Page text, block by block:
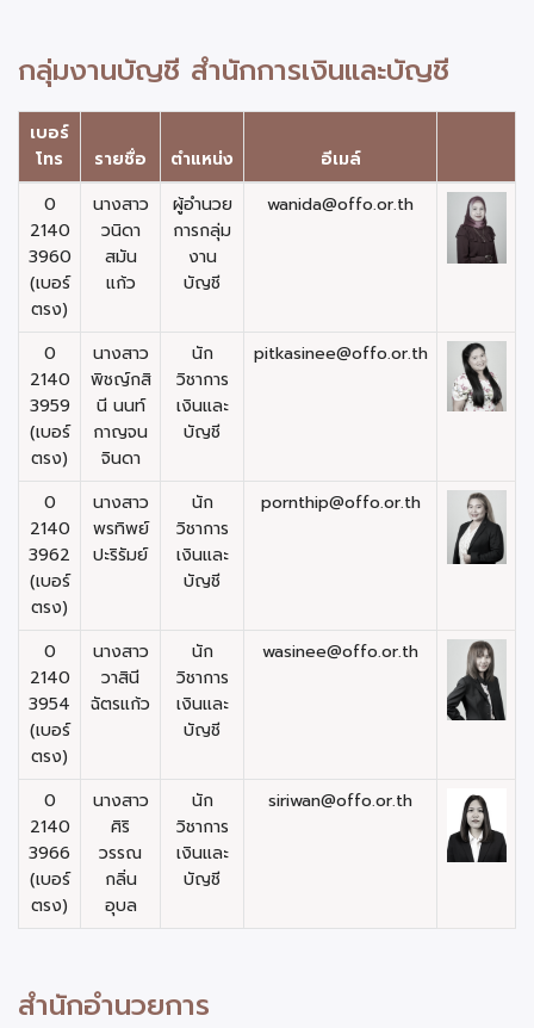
กลุ่มงานบัญชี สำนักการเงินและบัญชี
เบอร์
โทร
รายชื่อ ตำแหน่ง
อีเมล์
0
2140
3960
(เบอร์
ตรง)
นางสาว
วนิดา
สมัน
แก้ว
ผู้อำนวย
การกลุ่ม
งาน
บัญชี
wanida@offo.or.th
0
2140
3959
(เบอร์
ตรง)
นางสาว
พิชญ์กสิ
นี นนท์
กาญจน
จินดา
นัก
วิชาการ
เงินและ
บัญชี
pitkasinee@offo.or.th
0
2140
3962
(เบอร์
ตรง)
นางสาว
พรทิพย์
ปะริรัมย์
นัก
วิชาการ
เงินและ
บัญชี
pornthip@offo.or.th
0
2140
3954
(เบอร์
ตรง)
นางสาว
วาสินี
ฉัตรแก้ว
นัก
วิชาการ
เงินและ
บัญชี
wasinee@offo.or.th
0
2140
3966
(เบอร์
ตรง)
นางสาว
ศิริ
วรรณ
กลิ่น
อุบล
นัก
วิชาการ
เงินและ
บัญชี
siriwan@offo.or.th
สำนักอำนวยการ